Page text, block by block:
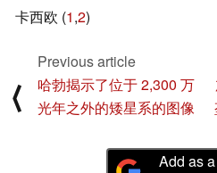
卡西欧 (1,2)
⟨
Previous article
哈勃揭示了位于 2,300 万
光年之外的矮星系的图像
Add as